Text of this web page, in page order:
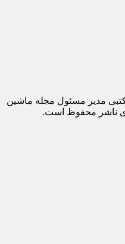
مدیر مسئول مجله ماشین
ناشر محفوظ است.